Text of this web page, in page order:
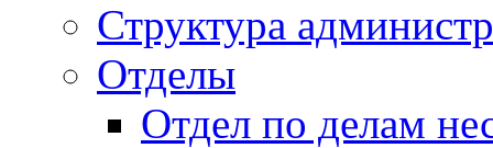
Структура
Отделы
Отдел по делам